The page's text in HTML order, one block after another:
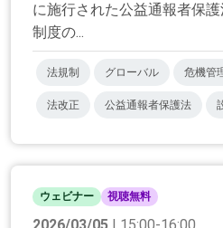
に施行された公益通報者保
制度の...
法規制 グローバル 危機管
法改正 公益通報者保護法
ウェビナー 視聴無料
2026/03/05 | 15:00-16:00